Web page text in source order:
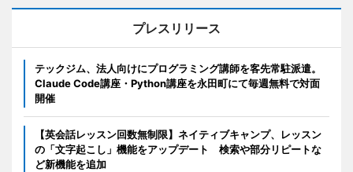
プレスリリース
テックジム、法人向けにプログラミング講師を客先常駐派遣。
Claude Code講座・Python講座を永田町にて毎週無料で対面
開催
【英会話レッスン回数無制限】ネイティブキャンプ、レッスン
の「文字起こし」機能をアップデート 検索や部分リピートな
ど新機能を追加